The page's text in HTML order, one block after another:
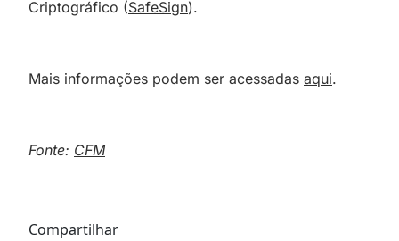
Criptográfico (SafeSign).
Mais informações podem ser acessadas aqui.
Fonte: CFM
Compartilhar